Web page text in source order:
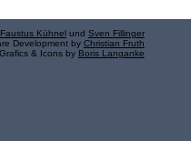
Faustus Kühnel und Sven Fillinger
Development by Christian Fruth
Grafics & Icons by Boris Langanke